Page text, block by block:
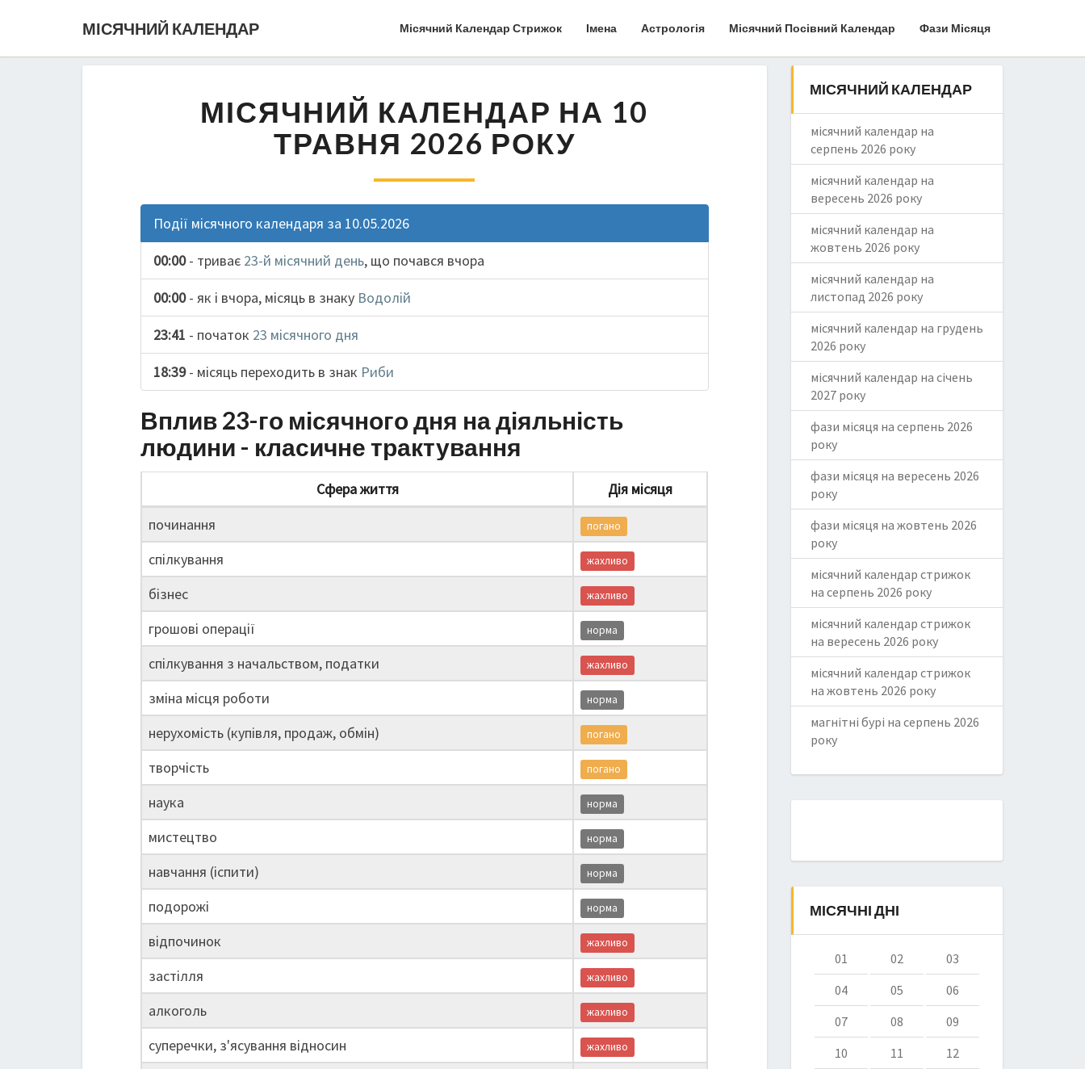
МІСЯЧНИЙ КАЛЕНДАР Місячний Календар Стрижок Імена Астрологія Місячний Посівний Календар Фази Місяця
МІСЯЧНИЙ КАЛЕНДАР НА 10
ТРАВНЯ 2026 РОКУ
Події місячного календаря за 10.05.2026
00:00- триває 23-й місячний день, що почався вчора
00:00- як і вчора, місяць в знаку Водолій
23:41 - початок 23 місячного дня
18:39- місяць переходить в знак Риби
Вплив 23-го місячного дня на діяльність
людини - класичне трактування
Сфера життя
Дія місяця
починання
погано
спілкування жахливо
бізнес жахливо
грошові операції норма
спілкування з начальством, податки жахливо
зміна місця роботи норма
нерухомість (купівля, продаж, обмін) погано
творчість погано
наука норма
мистецтво норма
навчання (іспити) норма
подорожі норма
відпочинок жахливо
застілля жахливо
алкоголь жахливо
суперечки, з'ясування відносин жахливо
МІСЯЧНИЙ КАЛЕНДАР
місячний календар на
серпень 2026 року
місячний календар на
вересень 2026 року
місячний календар на
жовтень 2026 року
місячний календар на
листопад 2026 року
місячний календар на грудень
2026 року
місячний календар на січень
2027 року
фази місяця на серпень 2026
року
фази місяця на вересень 2026
року
фази місяця на жовтень 2026
року
місячний календар стрижок
на серпень 2026 року
місячний календар стрижок
на вересень 2026 року
місячний календар стрижок
на жовтень 2026 року
магнітні бурі на серпень 2026
року
МІСЯЧНІ ДНІ
01 02
03
04
05
06
07
08
09
10
11
12